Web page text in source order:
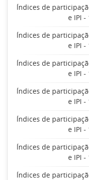
Índices de
e IPI -
Índices de
e IPI -
Índices de
e IPI -
Índices de
e IPI -
Índices de
e IPI -
Índices de
e IPI -
Índices de